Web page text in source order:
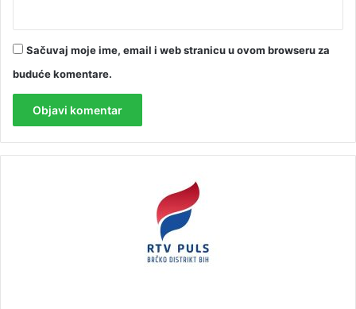
Sačuvaj moje ime, email i web stranicu u ovom browseru za
buduće komentare.